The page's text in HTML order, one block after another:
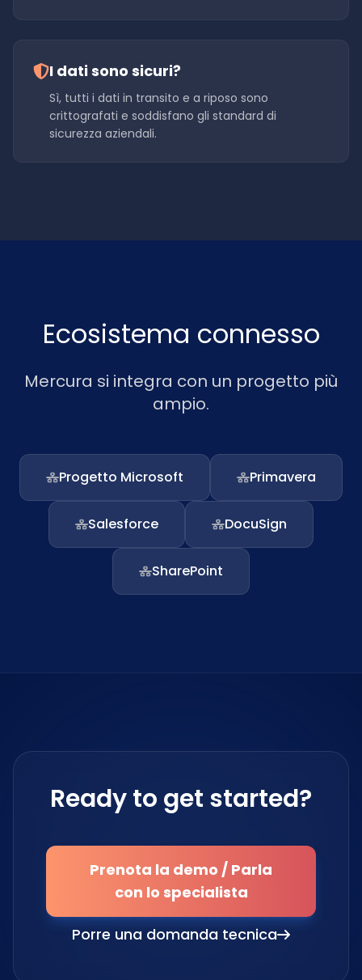
I dati sono sicuri?
Sì, tutti i dati in transito e a riposo sono
crittografati e soddisfano gli standard di
sicurezza aziendali.
Ecosistema connesso
Mercura si integra con un progetto più
ampio.
Progetto Microsoft Primavera
Salesforce DocuSign
SharePoint
Ready to get started?
Prenota la demo / Parla
con lo specialista
Porre una domanda tecnica